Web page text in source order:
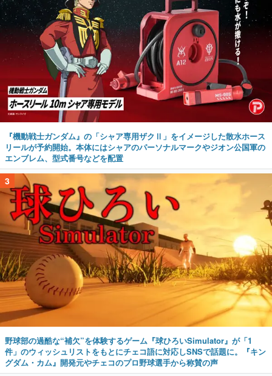
『機動戦士ガンダム』の「シャア専用ザクⅡ」をイメージした散水ホース
リールが予約開始。本体にはシャアのパーソナルマークやジオン公国軍の
エンブレム、型式番号などを配置
3
野球部の過酷な“補欠”を体験するゲーム『球ひろいSimulator』が「1
件」のウィッシュリストをもとにチェコ語に対応しSNSで話題に。『キン
グダム・カム』開発元やチェコのプロ野球選手から称賛の声